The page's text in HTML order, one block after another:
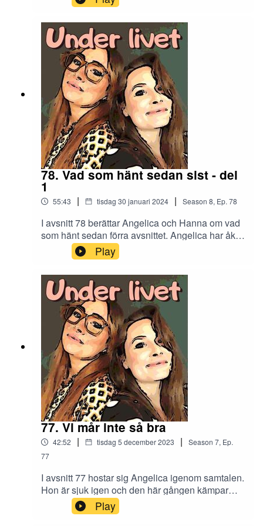
kärlek Johan! Hanna pratar också om kärlek.
Kärleken till mormor och morfar och kärleken
mellan mormor och morfar. Det här avsnittet är till
minne av mormor Inger. Du är älskad och saknad
<3KontaktInstagram: underlivetpoddMejl:
underlivetpodd@gmail.com
78. Vad som hänt sedan sist - del
1
55:43 | tisdag 30 januari 2024 | Season 8, Ep. 78
I avsnitt 78 berättar Angelica och Hanna om vad
som hänt sedan förra avsnittet. Angelica har åkt
ambulans och läkarna misstänkte sepsis. Hanna
måste byta gynmottagning och har fått svar på
missfallsutredningen. Matigt avsnitt! Det har hänt
så mycket att det inte ens fick plats i ett och
samma. Del 2 kommer om två veckor!
KontaktInstagram: underlivetpoddMejl:
underlivetpodd@gmail.com
Play
77. Vi mår inte så bra
42:52 | tisdag 5 december 2023 | Season 7, Ep.
77
I avsnitt 77 hostar sig Angelica igenom samtalen.
Hon är sjuk igen och den här gången kämpar
hon på riktigt. Men! Hon bjuder även på något
väldigt fint - OMG!!!! <3 Hanna har tjuvlyssnat på
Play